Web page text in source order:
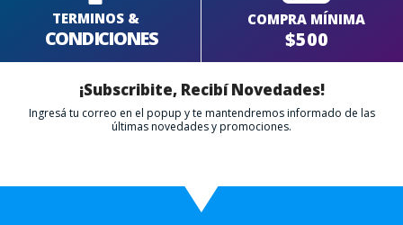
TERMINOS &
CONDICIONES
COMPRA MÍNIMA
$500
¡Subscribite, Recibí Novedades!
Ingresá tu correo en el popup y te mantendremos informado de las
últimas novedades y promociones.